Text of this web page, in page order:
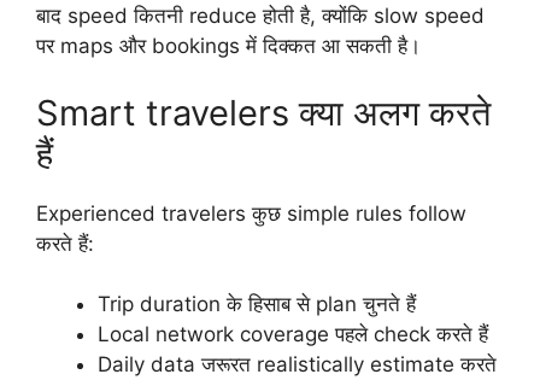
बाद speed कितनी reduce होती है, क्योंकि slow speed
पर maps और bookings में दिक्कत आ सकती है।
Smart travelers क्या अलग करते
हैं
Experienced travelers कुछ simple rules follow
करते हैं:
Trip duration के हिसाब से plan चुनते हैं
Local network coverage पहले check करते हैं
Daily data जरूरत realistically estimate करते